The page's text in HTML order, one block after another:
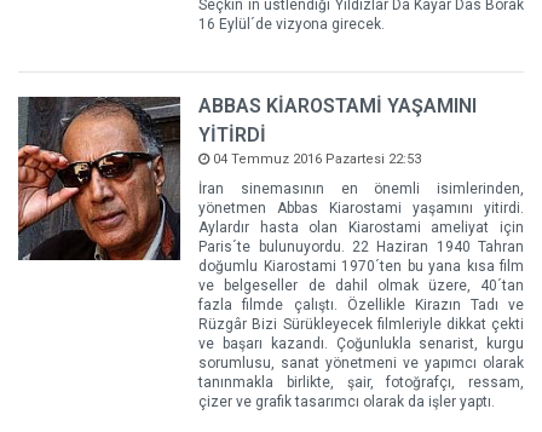
Seçkin´in üstlendiği Yıldızlar Da Kayar Das Borak
16 Eylül´de vizyona girecek.
ABBAS KİAROSTAMİ YAŞAMINI
YİTİRDİ
04 Temmuz 2016 Pazartesi 22:53
İran sinemasının en önemli isimlerinden,
yönetmen Abbas Kiarostami yaşamını yitirdi.
Aylardır hasta olan Kiarostami ameliyat için
Paris´te bulunuyordu. 22 Haziran 1940 Tahran
doğumlu Kiarostami 1970´ten bu yana kısa film
ve belgeseller de dahil olmak üzere, 40´tan
fazla filmde çalıştı. Özellikle Kirazın Tadı ve
Rüzgâr Bizi Sürükleyecek filmleriyle dikkat çekti
ve başarı kazandı. Çoğunlukla senarist, kurgu
sorumlusu, sanat yönetmeni ve yapımcı olarak
tanınmakla birlikte, şair, fotoğrafçı, ressam,
çizer ve grafik tasarımcı olarak da işler yaptı.